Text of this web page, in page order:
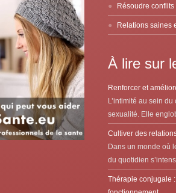
À lire sur
Renforcer et
L’intimité au sein
sexualité. Elle
Cultiver des
Dans un monde où
du quotidien
Thérapie conjugale